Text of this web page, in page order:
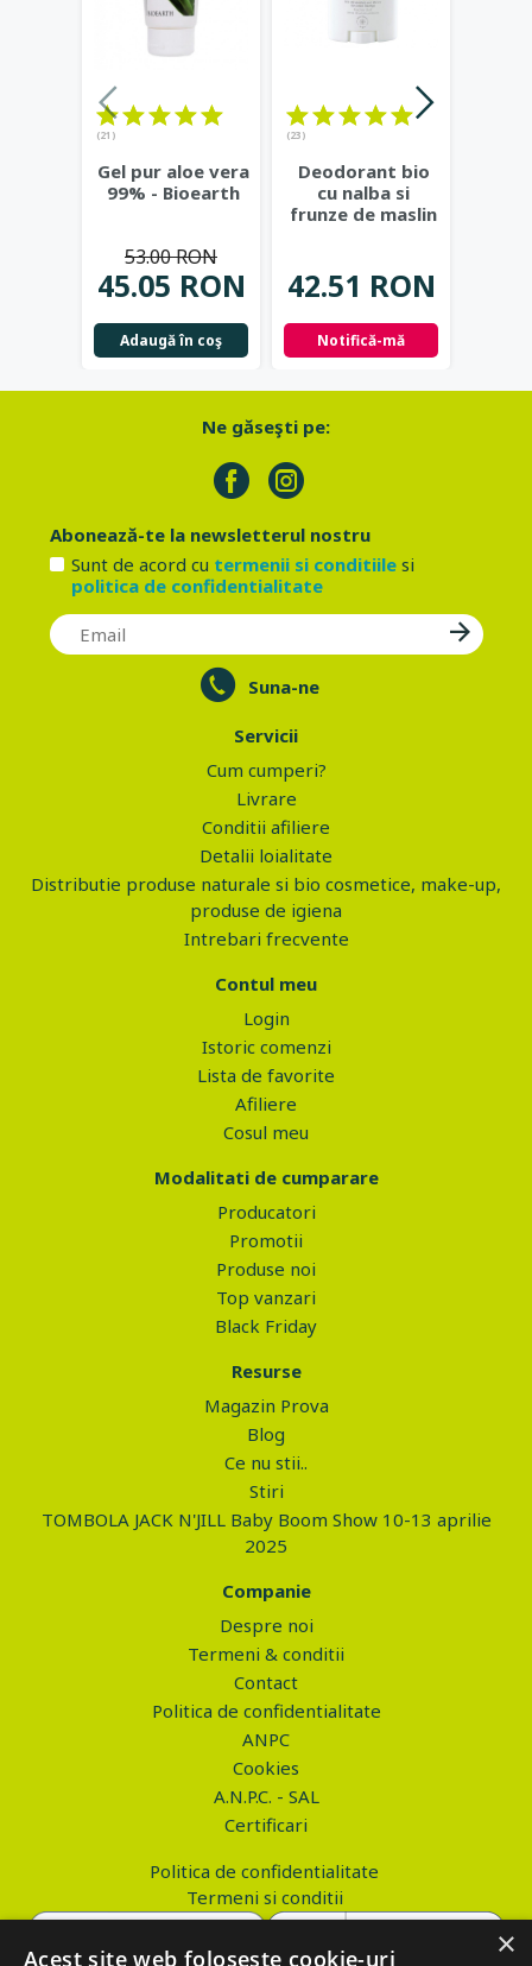
(21)
Gel pur aloe vera
99% - Bioearth
45.05 RON
53.00 RON
Adaugă în coş
(23)
Deodorant bio
cu nalba si
frunze de maslin
42.51 RON
Notifică-mă
Ne găseşti pe:
Abonează-te la newsletterul nostru
Sunt de acord cu termenii si conditiilesi
politica de confidentialitate
Suna-ne
Servicii
Cum cumperi?
Livrare
Conditii afiliere
Detalii loialitate
Distributie produse naturale si bio cosmetice, make-up,
produse de igiena
Intrebari frecvente
Contul meu
Login
Istoric comenzi
Lista de favorite
Afiliere
Cosul meu
Modalitati de cumparare
Producatori
Promotii
Produse noi
Top vanzari
Black Friday
Resurse
Magazin Prova
Blog
Ce nu stii..
Stiri
TOMBOLA JACK N'JILL Baby Boom Show 10-13 aprilie
2025
Companie
Despre noi
Termeni & conditii
Contact
Politica de confidentialitate
ANPC
Cookies
A.N.P.C. - SAL
Certificari
Politica de confidentialitate
Termeni si conditii
×
Acest site web folosește cookie-uri